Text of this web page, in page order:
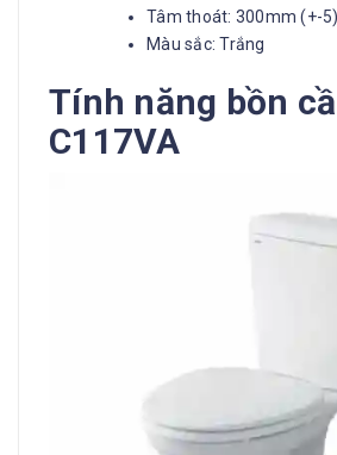
Tâm thoát: 300mm (+-5)
Màu sắc: ​Trắng
Tính năng bồn
C117VA